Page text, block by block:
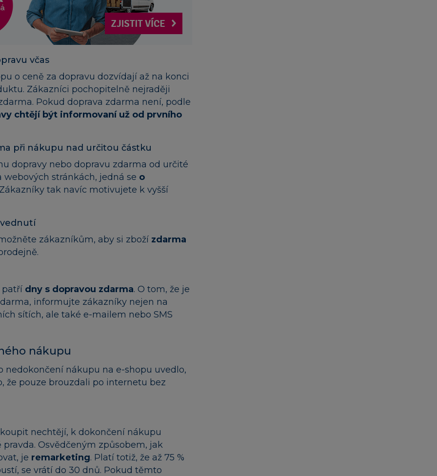
včas
o ceně za dopravu dozvídají až na konci
Zákazníci pochopitelně nejraději
Pokud doprava zdarma není, podle
chtějí být informovaní už od prvního
při nákupu nad určitou částku
dopravy nebo dopravu zdarma od určité
stránkách, jedná se o
tak navíc motivujete k vyšší
zákazníkům, aby si zboží zdarma
patří dny s dopravou zdarma. O tom, že je
informujte zákazníky nejen na
sítích, ale také e-mailem nebo SMS
nákupu
nedokončení nákupu na e-shopu uvedlo,
že pouze brouzdali po internetu bez
nechtějí, k dokončení nákupu
Osvědčeným způsobem, jak
je remarketing. Platí totiž, že až 75 %
se vrátí do 30 dnů. Pokud těmto